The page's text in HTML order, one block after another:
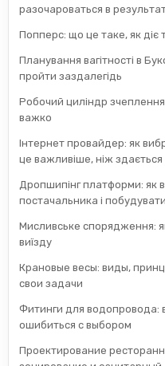
разочароваться в
Попперс: що це таке, як діє
Планування вагітності в
пройти заздалегідь
Робочий циліндр
важко
Інтернет провайдер: як
це важливіше, ніж здається
Дропшипінг платформи: як
постачальника і
Мисливське спорядження:
виїзду
Крановые весы: виды,
свои задачи
Фитинги для водопровода:
ошибиться с выбором
Проектирование